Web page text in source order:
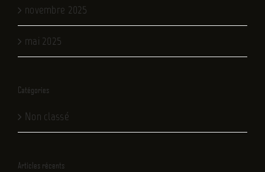
novembre 2025
mai 2025
Catégories
Non classé
Articles récents